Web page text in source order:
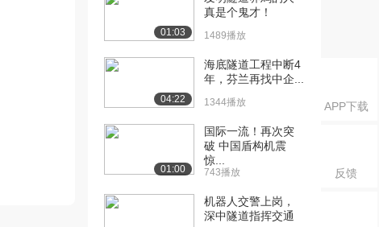
APP下载
反馈
01:03
真是个鬼才！
1489播放
04:22
海底隧道工程中断4
年，芬兰再找中企...
1344播放
01:00
国际一流！再次突
破 中国盾构机震
惊...
743播放
机器人交警上岗，
深中隧道指挥交通